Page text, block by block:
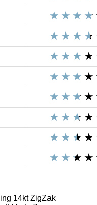
14kt ZigZak